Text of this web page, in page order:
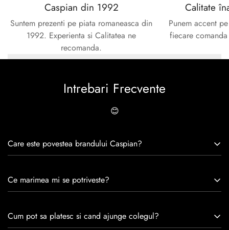
Caspian din 1992
Suntem prezenti pe piata romaneasca din
1992. Experienta si Calitatea ne
recomanda.
Calitate
Punem accent
fiecare
Intrebari Frecvente
😊
Care este povestea brandului Caspian?
experiență de peste 30 de ani în industria modei, Caspian se
satisfacția clienților.Fiecare pereche de încălțăminte Caspian
Ce marimea mi se potriveste?
Cum pot sa platesc si cand ajunge colegul?